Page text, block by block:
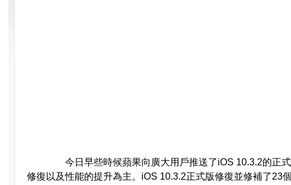
今日早些時候蘋果向廣大用戶推送了iOS 10.3.2的正
修復以及性能的提升為主。iOS 10.3.2正式版修復並修補了23